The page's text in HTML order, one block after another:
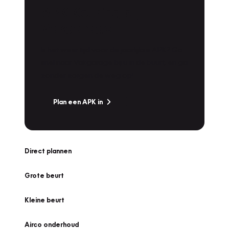
Plan een APK in
Direct plannen
Grote beurt
Kleine beurt
Airco onderhoud